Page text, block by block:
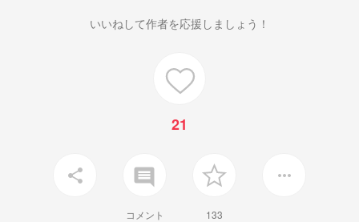
いいねして作者を応援しましょう！
21
share insert_comment
コメント 133
more_horiz